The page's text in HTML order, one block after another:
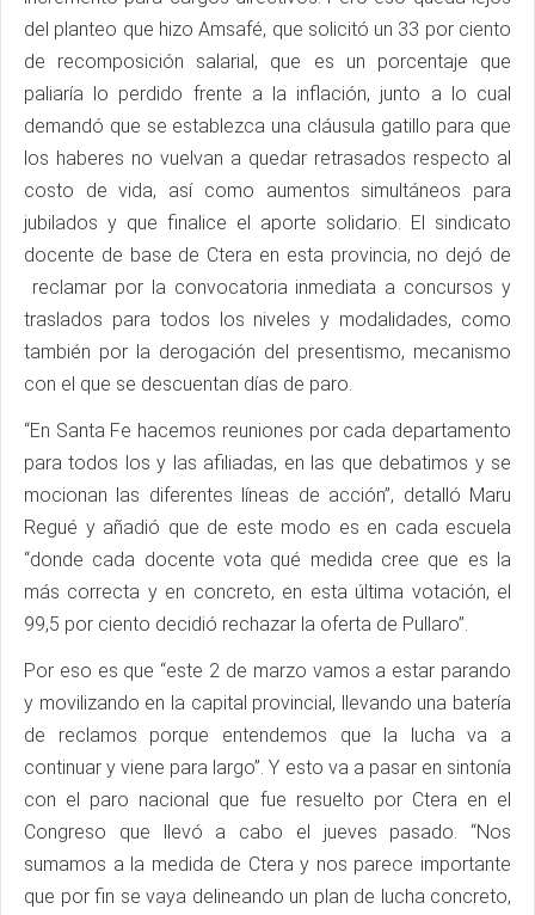
del planteo que hizo Amsafé, que solicitó un 33 por ciento
de recomposición salarial, que es un porcentaje que
paliaría lo perdido frente a la inflación, junto a lo cual
demandó que se establezca una cláusula gatillo para que
los haberes no vuelvan a quedar retrasados respecto al
costo de vida, así como aumentos simultáneos para
jubilados y que finalice el aporte solidario. El sindicato
docente de base de Ctera en esta provincia, no dejó de
reclamar por la convocatoria inmediata a concursos y
traslados para todos los niveles y modalidades, como
también por la derogación del presentismo, mecanismo
con el que se descuentan días de paro.
“En Santa Fe hacemos reuniones por cada departamento
para todos los y las afiliadas, en las que debatimos y se
mocionan las diferentes líneas de acción”, detalló Maru
Regué y añadió que de este modo es en cada escuela
“donde cada docente vota qué medida cree que es la
más correcta y en concreto, en esta última votación, el
99,5 por ciento decidió rechazar la oferta de Pullaro”.
Por eso es que “este 2 de marzo vamos a estar parando
y movilizando en la capital provincial, llevando una batería
de reclamos porque entendemos que la lucha va a
continuar y viene para largo”. Y esto va a pasar en sintonía
con el paro nacional que fue resuelto por Ctera en el
Congreso que llevó a cabo el jueves pasado. “Nos
sumamos a la medida de Ctera y nos parece importante
que por fin se vaya delineando un plan de lucha concreto,